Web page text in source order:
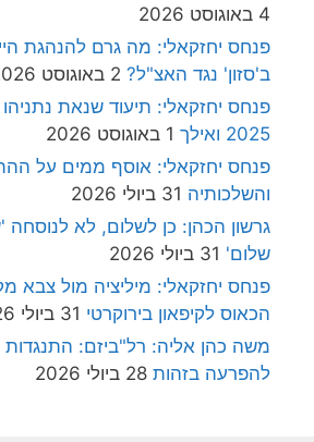
4 באוגוסט 2026
פנחס יחזקאלי: מה גרם להנהגת
ב'סזון' נגד האצ"ל? 2 באוגוסט 2026
פנחס יחזקאלי: תיעוד שנאת נתניהו
2025 ואילך
1 באוגוסט 2026
פנחס יחזקאלי: אוסף ממים על
והשלכותיה 31 ביולי 2026
גרשון הכהן: כן לשלום, לא
שלום' 31 ביולי 2026
פנחס יחזקאלי: מיליציה מול צבא
הכאוס לקיפאון בירוקרטי 31 ביולי 2026
משה כהן אליה: רל"ביזם: התנגדות
להפרעה בזהות 28 ביולי 2026